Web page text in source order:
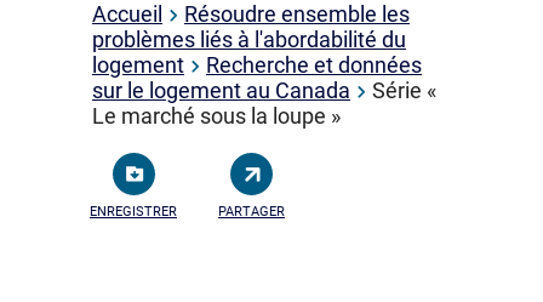
Accueil
Résoudre ensemble les
problèmes liés à l'abordabilité du
logement
Recherche et données
sur le logement au Canada
Série «
Le marché sous la loupe »
ENREGISTRER PARTAGER